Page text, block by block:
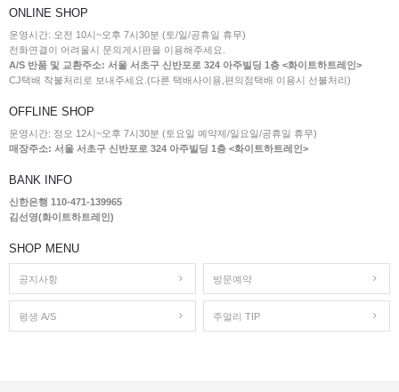
ONLINE SHOP
운영시간: 오전 10시~오후 7시30분 (토/일/공휴일 휴무)
전화연결이 어려울시 문의게시판을 이용해주세요.
A/S 반품 및 교환주소: 서울 서초구 신반포로 324 아주빌딩 1층 <화이트하트레인>
CJ택배 착불처리로 보내주세요.(다른 택배사이용,편의점택배 이용시 선불처리)
OFFLINE SHOP
운영시간: 정오 12시~오후 7시30분 (토요일 예약제/일요일/공휴일 휴무)
매장주소: 서울 서초구 신반포로 324 아주빌딩 1층 <화이트하트레인>
BANK INFO
신한은행 110-471-139965
김선영(화이트하트레인)
SHOP MENU
공지사항 방문예약
평생 A/S 주얼리 TIP